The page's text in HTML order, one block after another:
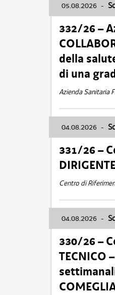
05.08.2026 -
332/26 –
della
di una
Azienda Sanitaria
04.08.2026 -
331/26 –
Centro di
04.08.2026 -
330/26 –
TECNICO